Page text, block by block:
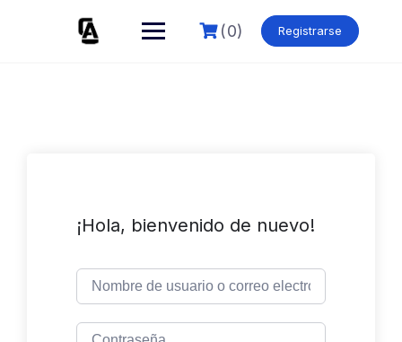
(0) Registrarse
¡Hola, bienvenido de nuevo!